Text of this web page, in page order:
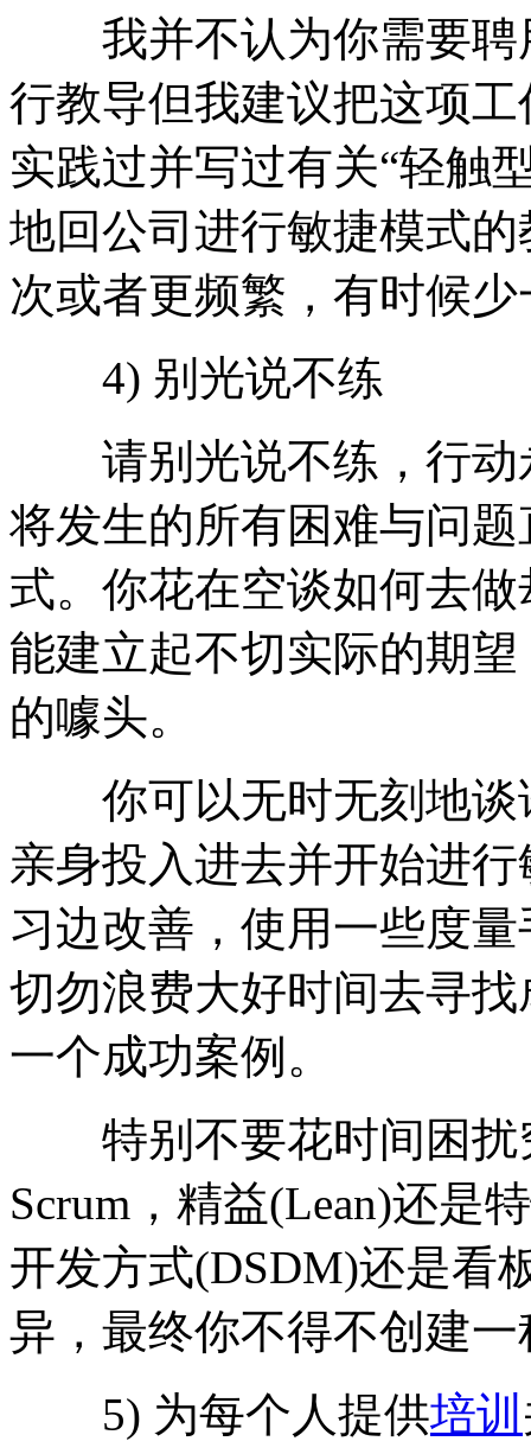
我并不认为你需要聘
行教导但我建议把这项
实践过并写过有关“轻触
地回公司进行敏捷模式
次或者更频繁，有时候
4) 别光说不练
请别光说不练，行动
将发生的所有困难与问
式。你花在空谈如何去
能建立起不切实际的期
的噱头。
你可以无时无刻地谈
亲身投入进去并开始进
习边改善，使用一些度
切勿浪费大好时间去寻
一个成功案例。
特别不要花时间困扰
Scrum，精益(Lean)还是
开发方式(DSDM)还是看
异，最终你不得不创建
5) 为每个人提供培训